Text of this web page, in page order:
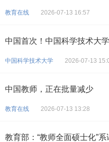
教育在线 2026-07-13 16:57
中国首次！中国科学技术大
中国科学技术大学 2026-07-13
中国教师，正在批量减少
教育在线 2026-07-13 13:28
教育部：“教师全面硕士化”系